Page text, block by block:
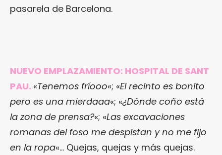
pasarela de Barcelona.
NUEVO EMPLAZAMIENTO: HOSPITAL DE SANT
PAU. «Tenemos fríooo«; «El recinto es bonito
pero es una mierdaaa«; «¿Dónde coño está
la zona de prensa?«; «Las excavaciones
romanas del foso me despistan y no me fijo
en la ropa«… Quejas, quejas y más quejas.